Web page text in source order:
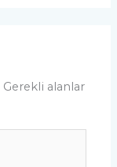
Gerekli alanlar